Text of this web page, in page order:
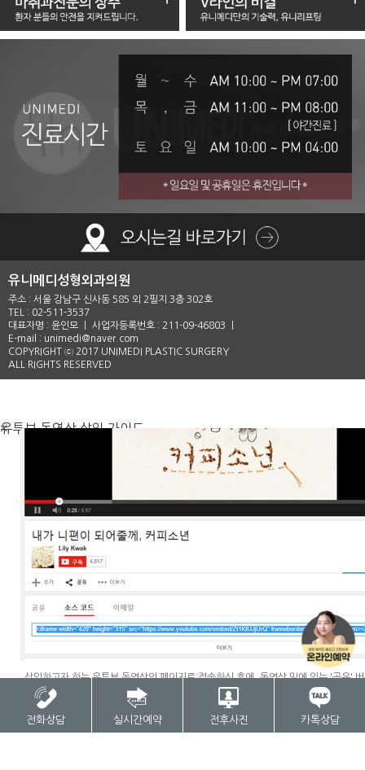
유니메디성형외과의원
주소 : 서울 강남구 신사동 585 외 2필지 3층 302호
TEL : 02-511-3537
대표자명 : 윤인모 ㅣ 사업자등록번호 : 211-09-46803 ㅣ
E-mail : unimedi@naver.com
COPYRIGHT ⓒ 2017 UNIMEDI PLASTIC SURGERY
ALL RIGHTS RESERVED
전화상담 실시간예약 전후사진 카톡상담
×
유투브 동영상 삽입 가이드
삽입하고자 하는 유투브 동영상의 페이지로 접속하신 후에, 동영상 밑에 있는 '공유'
'공유'버튼을 누르면 나오는 탭들 중에 '소스코드'를 선택하시고 해당 소스코드를 복사
여넣기 합니다.